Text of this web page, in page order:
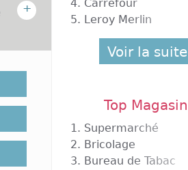
+
000
le
à la
Ville
4. Carrefour
5. Leroy Merlin
Voir la suite
Top Magasin
1. Supermarché
2. Bricolage
3. Bureau de Tabac